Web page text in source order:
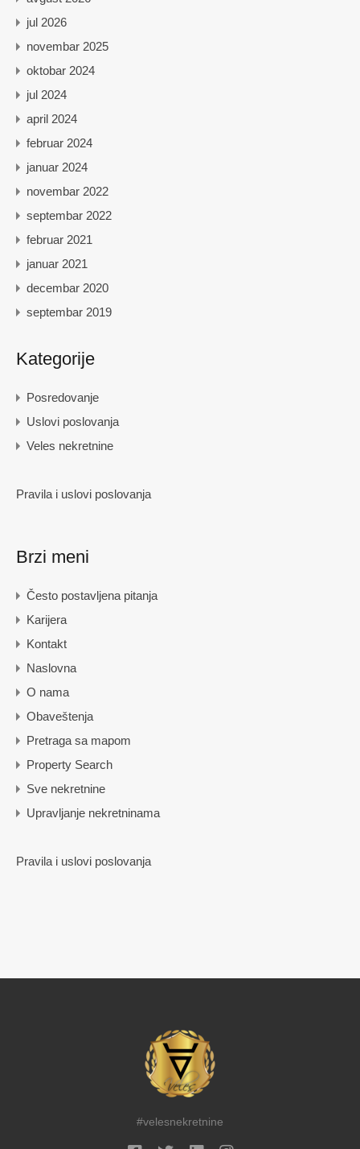
jul 2026
novembar 2025
oktobar 2024
jul 2024
april 2024
februar 2024
januar 2024
novembar 2022
septembar 2022
februar 2021
januar 2021
decembar 2020
septembar 2019
Kategorije
Posredovanje
Uslovi poslovanja
Veles nekretnine
Pravila i uslovi poslovanja
Brzi meni
Često postavljena pitanja
Karijera
Kontakt
Naslovna
O nama
Obaveštenja
Pretraga sa mapom
Property Search
Sve nekretnine
Upravljanje nekretninama
Pravila i uslovi poslovanja
#velesnekretnine